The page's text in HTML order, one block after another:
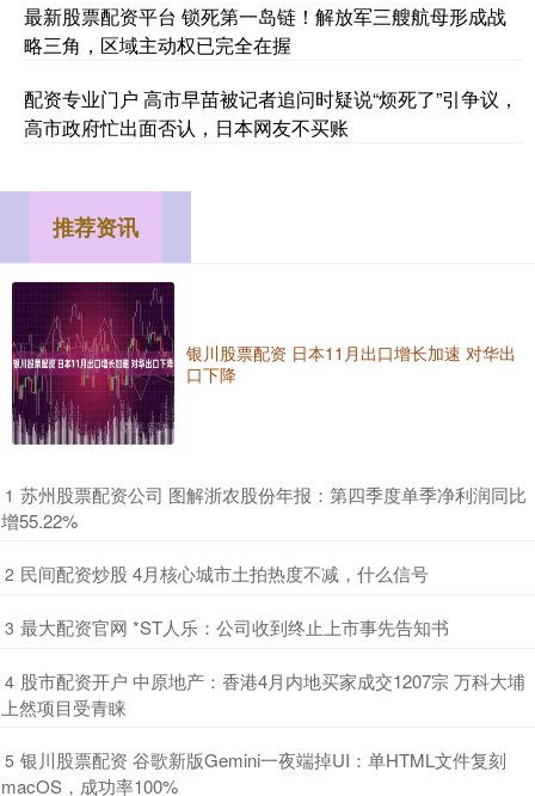
最新股票配资平台 锁死第一岛链！解放军三艘航母形成战
略三角，区域主动权已完全在握
配资专业门户 高市早苗被记者追问时疑说“烦死了”引争议，
高市政府忙出面否认，日本网友不买账
推荐资讯
银川股票配资 日本11月出口增长加速 对华出
口下降
1 ​苏州股票配资公司 图解浙农股份年报：第四季度单季净利润同比
增55.22%
2 ​民间配资炒股 4月核心城市土拍热度不减，什么信号
3 ​最大配资官网 *ST人乐：公司收到终止上市事先告知书
4 ​股市配资开户 中原地产：香港4月内地买家成交1207宗 万科大埔
上然项目受青睐
5 ​银川股票配资 谷歌新版Gemini一夜端掉UI：单HTML文件复刻
macOS，成功率100%